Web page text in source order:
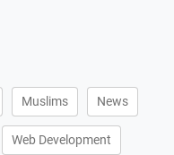
Muslims News
Web Development